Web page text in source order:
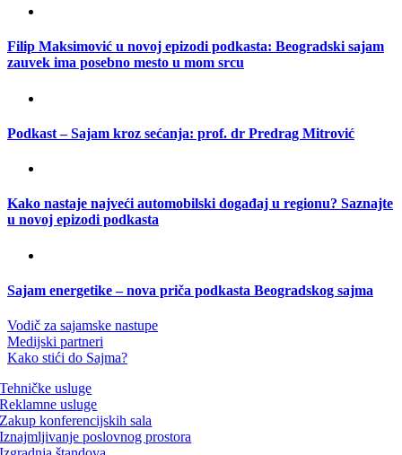
Filip Maksimović u novoj epizodi podkasta: Beogradski sajam
zauvek ima posebno mesto u mom srcu
Podkast – Sajam kroz sećanja: prof. dr Predrag Mitrović
Kako nastaje najveći automobilski događaj u regionu? Saznajte
u novoj epizodi podkasta
Sajam energetike – nova priča podkasta Beogradskog sajma
Vodič za sajamske nastupe
Medijski partneri
Kako stići do Sajma?
Tehničke usluge
Reklamne usluge
Zakup konferencijskih sala
Iznajmljivanje poslovnog prostora